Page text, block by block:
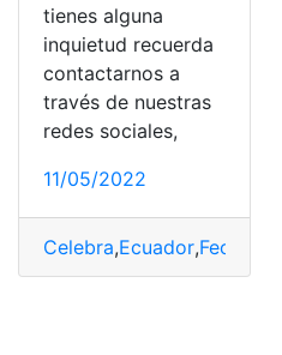
tienes alguna
inquietud recuerda
contactarnos a
través de nuestras
redes sociales,
11/05/2022
Celebra,Ecuador,Fechas